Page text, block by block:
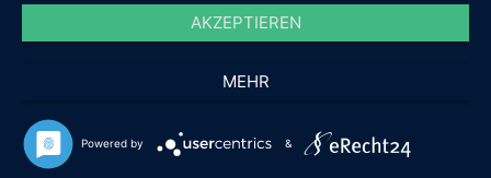
AKZEPTIEREN
MEHR
Powered by &